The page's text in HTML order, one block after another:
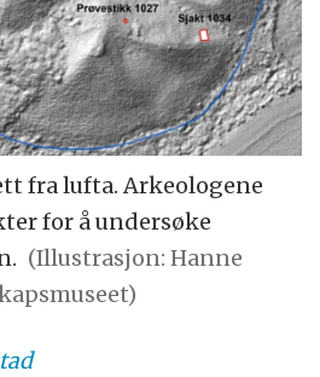
fra lufta. Arkeologene
for å undersøke
(Illustrasjon: Hanne